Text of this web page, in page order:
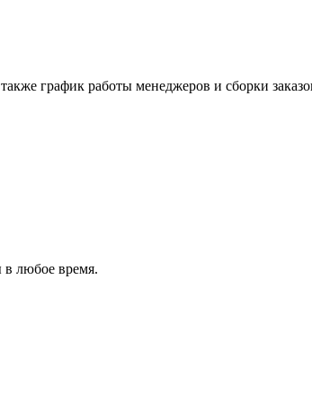
график работы менеджеров и сборки
в любое время.